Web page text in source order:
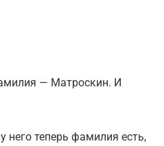
— Матроскин. И
него теперь фамилия есть,